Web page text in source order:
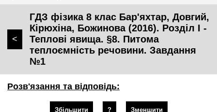
<
ГДЗ фізика 8 клас Бар'яхтар, Довгий,
Кірюхіна, Божинова (2016). Розділ I -
Теплові явища. §8. Питома
теплоємність речовини. Завдання
№1
Розв'язання та відповідь:
Збільшити ? Зменшити